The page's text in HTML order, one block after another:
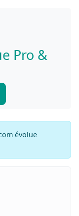
Pro &
évolue